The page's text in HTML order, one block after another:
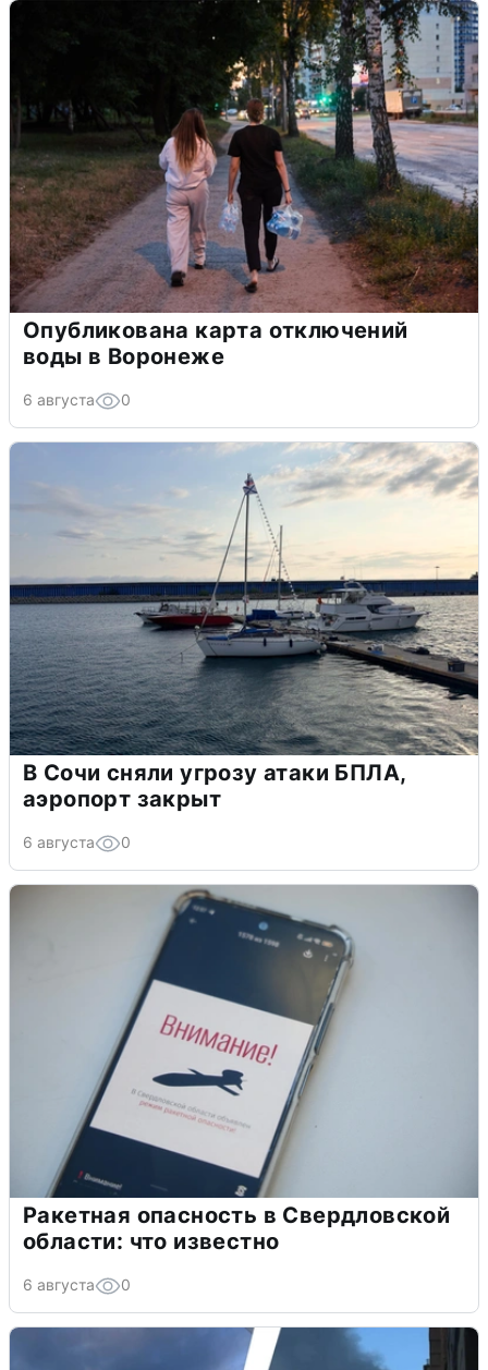
Опубликована карта отключений
воды в Воронеже
6 августа 0
В Сочи сняли угрозу атаки БПЛА,
аэропорт закрыт
6 августа 0
Ракетная опасность в Свердловской
области: что известно
6 августа 0